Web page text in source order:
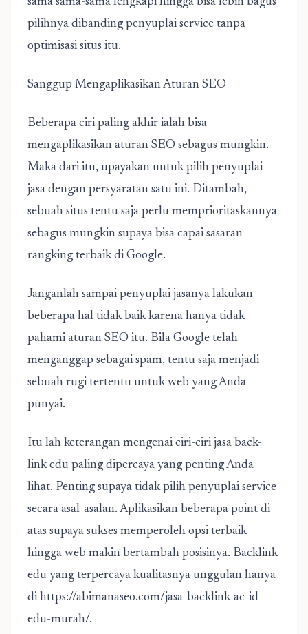
pilihnya dibanding penyuplai service tanpa
optimisasi situs itu.
Sanggup Mengaplikasikan Aturan SEO
Beberapa ciri paling akhir ialah bisa
mengaplikasikan aturan SEO sebagus mungkin.
Maka dari itu, upayakan untuk pilih penyuplai
jasa dengan persyaratan satu ini. Ditambah,
sebuah situs tentu saja perlu memprioritaskannya
sebagus mungkin supaya bisa capai sasaran
rangking terbaik di Google.
Janganlah sampai penyuplai jasanya lakukan
beberapa hal tidak baik karena hanya tidak
pahami aturan SEO itu. Bila Google telah
menganggap sebagai spam, tentu saja menjadi
sebuah rugi tertentu untuk web yang Anda
punyai.
Itu lah keterangan mengenai ciri-ciri jasa back-
link edu paling dipercaya yang penting Anda
lihat. Penting supaya tidak pilih penyuplai service
secara asal-asalan. Aplikasikan beberapa point di
atas supaya sukses memperoleh opsi terbaik
hingga web makin bertambah posisinya. Backlink
edu yang terpercaya kualitasnya unggulan hanya
di https://abimanaseo.com/jasa-backlink-ac-id-
edu-murah/.